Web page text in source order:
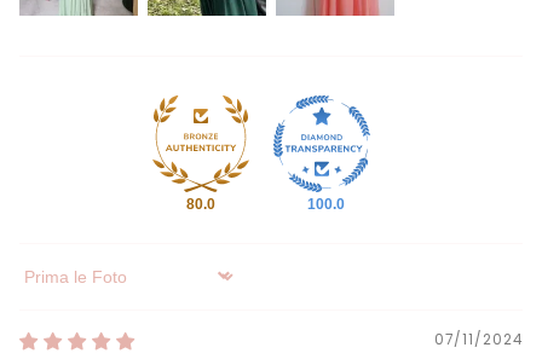
80.0 100.0
Sort by
07/11/2024